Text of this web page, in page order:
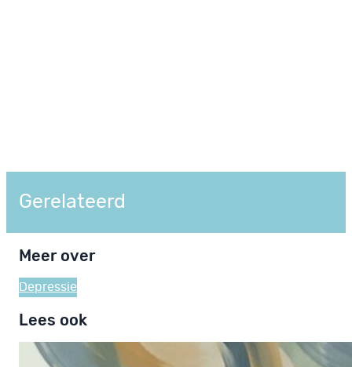
Gerelateerd
Meer over
Depressie
Lees ook